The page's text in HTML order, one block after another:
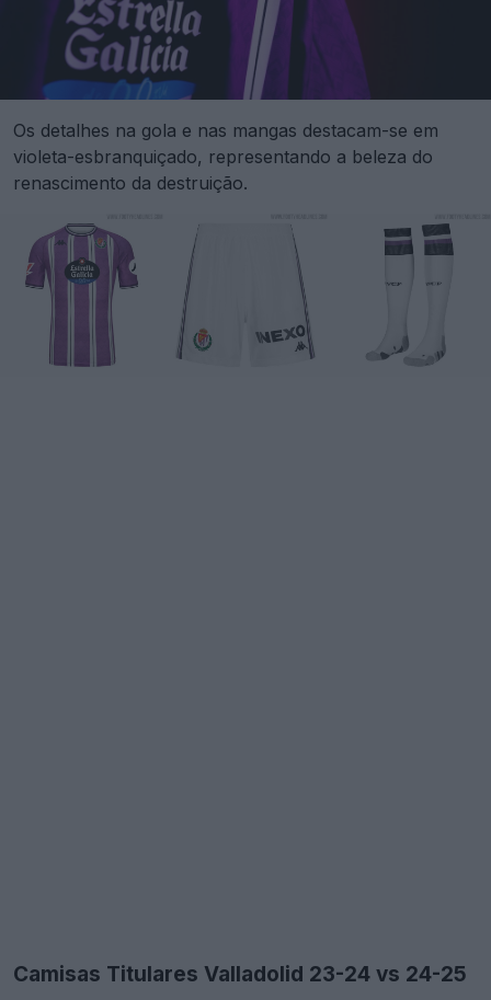
Os detalhes na gola e nas mangas destacam-se em
violeta-esbranquiçado, representando a beleza do
renascimento da destruição.
Camisas Titulares Valladolid 23-24 vs 24-25